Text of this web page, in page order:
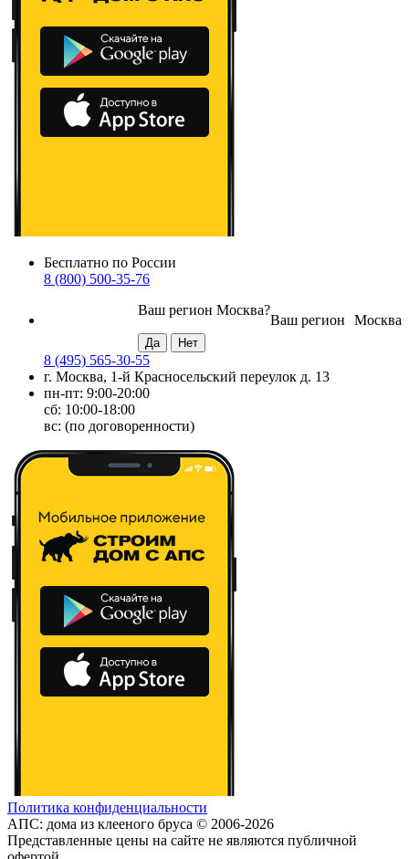
Бесплатно по России
8 (800) 500-35-76
Москва
Ваш регион
Ваш регион Москва?
8 (495) 565-30-55
г. Москва, 1-й Красносельский переулок д. 13
пн-пт: 9:00-20:00
сб: 10:00-18:00
вс: (по договоренности)
Политика конфиденциальности
АПС: дома из клееного бруса © 2006-2026
Представленные цены на сайте не являются публичной